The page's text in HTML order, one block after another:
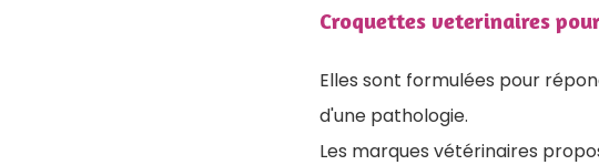
Croquettes veterinaires
Elles sont formulées pour
d'une pathologie.
Les marques vétérinaires